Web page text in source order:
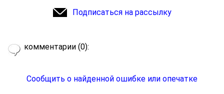
Подписаться на рассылку
комментарии (0):
Сообщить о найденной ошибке или опечатке